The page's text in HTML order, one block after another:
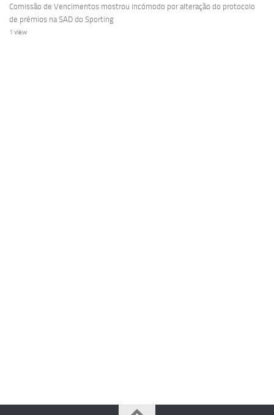
Comissão de Vencimentos mostrou incómodo por alteração do protocolo
de prémios na SAD do Sporting
1 view